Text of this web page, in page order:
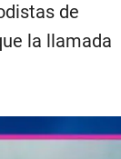
de
la llamada